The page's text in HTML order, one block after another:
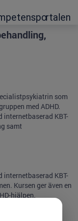
som
med ADHD.
KBT-
samt
KBT-
Kursen ger även en
hjälpen.